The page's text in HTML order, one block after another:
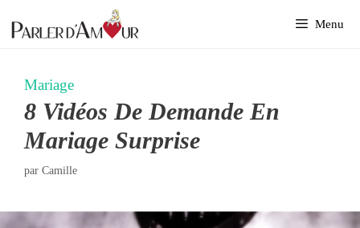
au
Menu
Mariage
8 Vidéos De Demande En
Mariage Surprise
par Camille